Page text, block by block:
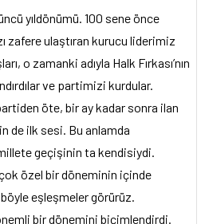
yıldönümü. 100 sene önce
zafere ulaştıran kurucu liderimiz
o zamanki adıyla Halk Fırkası’nın
ve partimizi kurdular.
öte, bir ay kadar sonra ilan
de ilk sesi. Bu anlamda
geçişinin ta kendisiydi.
özel bir döneminin içinde
eşleşmeler görürüz.
bir dönemini biçimlendirdi.